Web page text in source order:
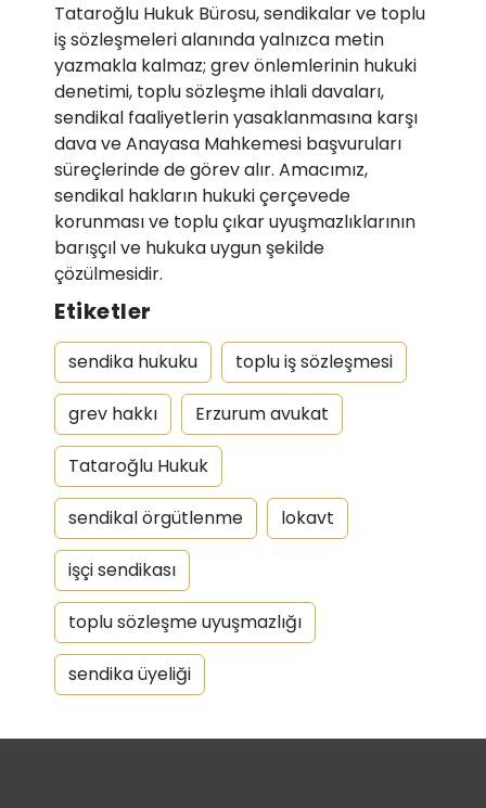
Tataroğlu Hukuk Bürosu, sendikalar ve toplu
iş sözleşmeleri alanında yalnızca metin
yazmakla kalmaz; grev önlemlerinin hukuki
denetimi, toplu sözleşme ihlali davaları,
sendikal faaliyetlerin yasaklanmasına karşı
dava ve Anayasa Mahkemesi başvuruları
süreçlerinde de görev alır. Amacımız,
sendikal hakların hukuki çerçevede
korunması ve toplu çıkar uyuşmazlıklarının
barışçıl ve hukuka uygun şekilde
çözülmesidir.
Etiketler
sendika hukuku toplu iş sözleşmesi
grev hakkı Erzurum avukat
Tataroğlu Hukuk
sendikal örgütlenme lokavt
işçi sendikası
toplu sözleşme uyuşmazlığı
sendika üyeliği